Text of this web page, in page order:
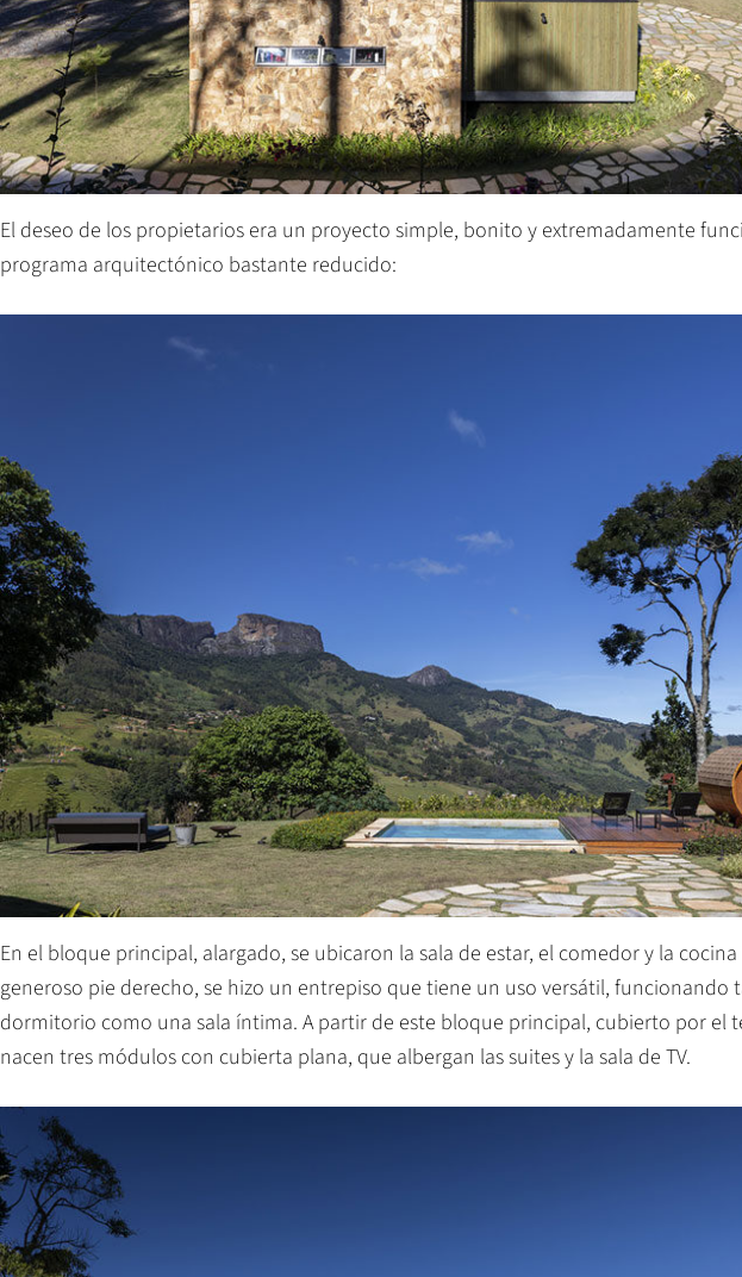
El deseo de los propietarios era un proyecto simple, bonito y extremadamente
programa arquitectónico bastante reducido:
En el bloque principal, alargado, se ubicaron la sala de estar, el comedor y la
generoso pie derecho, se hizo un entrepiso que tiene un uso versátil, funcionando
dormitorio como una sala íntima. A partir de este bloque principal, cubierto por el
nacen tres módulos con cubierta plana, que albergan las suites y la sala de TV.